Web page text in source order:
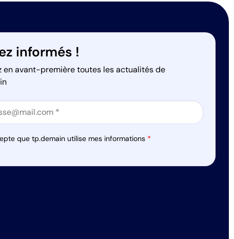
informés !
en avant-première toutes les actualités de
que tp.demain utilise mes informations *